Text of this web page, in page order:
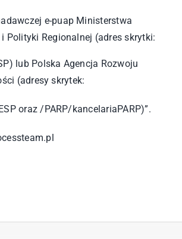
e-puap Ministerstwa
Polityki Regionalnej (adres skrytki:
lub Polska Agencja Rozwoju
(adresy skrytek:
oraz /PARP/kancelariaPARP)”.